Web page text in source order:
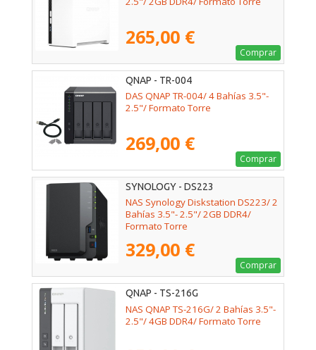
265,00 €
Comprar
QNAP - TR-004
DAS QNAP TR-004/ 4 Bahías 3.5"-
2.5"/ Formato Torre
269,00 €
Comprar
SYNOLOGY - DS223
NAS Synology Diskstation DS223/ 2
Bahías 3.5"- 2.5"/ 2GB DDR4/
Formato Torre
329,00 €
Comprar
QNAP - TS-216G
NAS QNAP TS-216G/ 2 Bahías 3.5"-
2.5"/ 4GB DDR4/ Formato Torre